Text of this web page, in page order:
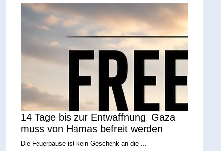
14 Tage bis zur Entwaffnung: Gaza
muss von Hamas befreit werden
Die Feuerpause ist kein Geschenk an die ...